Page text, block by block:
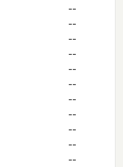
--
--
--
--
--
--
--
--
--
--
--